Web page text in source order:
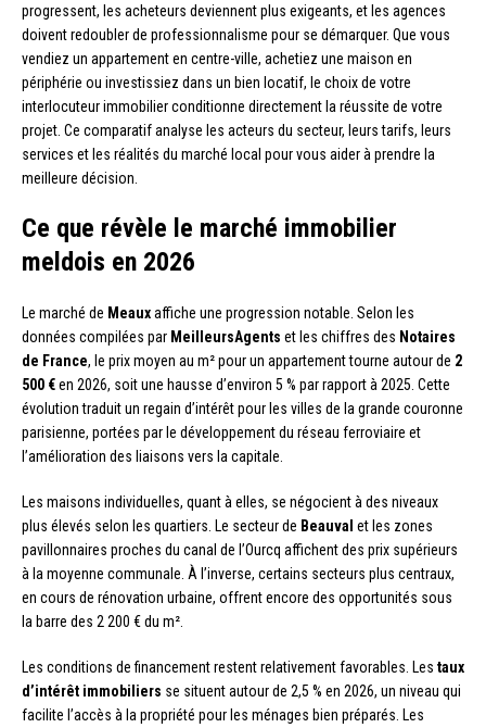
progressent, les acheteurs deviennent plus exigeants, et les agences
doivent redoubler de professionnalisme pour se démarquer. Que vous
vendiez un appartement en centre-ville, achetiez une maison en
périphérie ou investissiez dans un bien locatif, le choix de votre
interlocuteur immobilier conditionne directement la réussite de votre
projet. Ce comparatif analyse les acteurs du secteur, leurs tarifs, leurs
services et les réalités du marché local pour vous aider à prendre la
meilleure décision.
Ce que révèle le marché immobilier
meldois en 2026
Le marché de Meauxaffiche une progression notable. Selon les
données compilées par MeilleursAgents et les chiffres des Notaires
de France, le prix moyen au m² pour un appartement tourne autour de 2
500 €en 2026, soit une hausse d’environ 5 % par rapport à 2025. Cette
évolution traduit un regain d’intérêt pour les villes de la grande couronne
parisienne, portées par le développement du réseau ferroviaire et
l’amélioration des liaisons vers la capitale.
Les maisons individuelles, quant à elles, se négocient à des niveaux
plus élevés selon les quartiers. Le secteur de Beauval et les zones
pavillonnaires proches du canal de l’Ourcq affichent des prix supérieurs
à la moyenne communale. À l’inverse, certains secteurs plus centraux,
en cours de rénovation urbaine, offrent encore des opportunités sous
la barre des 2 200 € du m².
Les conditions de financement restent relativement favorables. Les taux
d’intérêt immobiliers se situent autour de 2,5 % en 2026, un niveau qui
facilite l’accès à la propriété pour les ménages bien préparés. Les